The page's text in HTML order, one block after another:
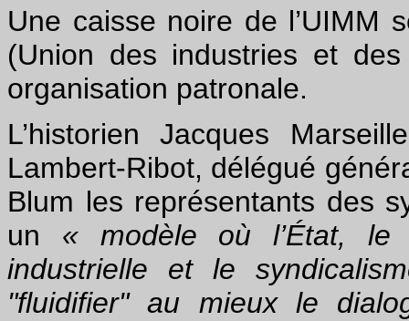
Une caisse noire de l’UIMM
(Union des industries et
organisation patronale.
L’historien Jacques
Lambert-Ribot, délégué
Blum les représentants des
un « modèle où l’État, le
industrielle et le
"fluidifier" au mieux le